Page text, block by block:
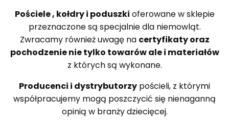
Pościele , kołdry i poduszki oferowane w sklepie
przeznaczone są specjalnie dla niemowląt.
Zwracamy również uwagę na certyfikaty oraz
pochodzenie nie tylko towarów ale i materiałów
z których są wykonane.
Producenci i dystrybutorzy pościeli, z którymi
współpracujemy mogą poszczycić się nienaganną
opinią w branży dziecięcej.